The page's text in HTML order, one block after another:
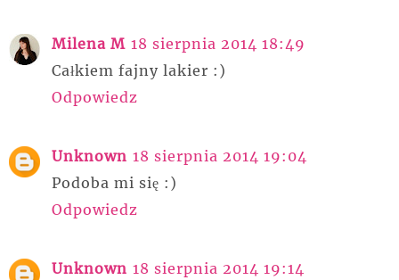
Milena M 18 sierpnia 2014 18:49
Całkiem fajny lakier :)
Odpowiedz
Unknown 18 sierpnia 2014 19:04
Podoba mi się :)
Odpowiedz
Unknown 18 sierpnia 2014 19:14